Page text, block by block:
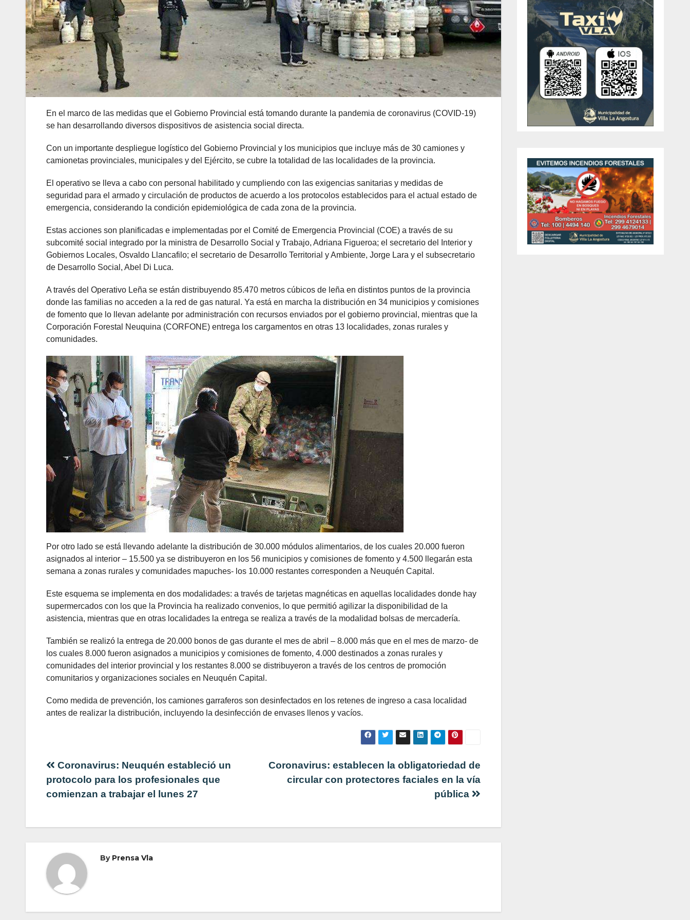
En el marco de las medidas que el Gobierno Provincial está tomando durante la pandemia de coronavirus (COVID-19)
se han desarrollando diversos dispositivos de asistencia social directa.
Con un importante despliegue logístico del Gobierno Provincial y los municipios que incluye más de 30 camiones y
camionetas provinciales, municipales y del Ejército, se cubre la totalidad de las localidades de la provincia.
El operativo se lleva a cabo con personal habilitado y cumpliendo con las exigencias sanitarias y medidas de
seguridad para el armado y circulación de productos de acuerdo a los protocolos establecidos para el actual estado de
emergencia, considerando la condición epidemiológica de cada zona de la provincia.
Estas acciones son planificadas e implementadas por el Comité de Emergencia Provincial (COE) a través de su
subcomité social integrado por la ministra de Desarrollo Social y Trabajo, Adriana Figueroa; el secretario del Interior y
Gobiernos Locales, Osvaldo Llancafilo; el secretario de Desarrollo Territorial y Ambiente, Jorge Lara y el subsecretario
de Desarrollo Social, Abel Di Luca.
A través del Operativo Leña se están distribuyendo 85.470 metros cúbicos de leña en distintos puntos de la provincia
donde las familias no acceden a la red de gas natural. Ya está en marcha la distribución en 34 municipios y comisiones
de fomento que lo llevan adelante por administración con recursos enviados por el gobierno provincial, mientras que la
Corporación Forestal Neuquina (CORFONE) entrega los cargamentos en otras 13 localidades, zonas rurales y
comunidades.
Por otro lado se está llevando adelante la distribución de 30.000 módulos alimentarios, de los cuales 20.000 fueron
asignados al interior – 15.500 ya se distribuyeron en los 56 municipios y comisiones de fomento y 4.500 llegarán esta
semana a zonas rurales y comunidades mapuches- los 10.000 restantes corresponden a Neuquén Capital.
Este esquema se implementa en dos modalidades: a través de tarjetas magnéticas en aquellas localidades donde hay
supermercados con los que la Provincia ha realizado convenios, lo que permitió agilizar la disponibilidad de la
asistencia, mientras que en otras localidades la entrega se realiza a través de la modalidad bolsas de mercadería.
También se realizó la entrega de 20.000 bonos de gas durante el mes de abril – 8.000 más que en el mes de marzo- de
los cuales 8.000 fueron asignados a municipios y comisiones de fomento, 4.000 destinados a zonas rurales y
comunidades del interior provincial y los restantes 8.000 se distribuyeron a través de los centros de promoción
comunitarios y organizaciones sociales en Neuquén Capital.
Como medida de prevención, los camiones garraferos son desinfectados en los retenes de ingreso a casa localidad
antes de realizar la distribución, incluyendo la desinfección de envases llenos y vacíos.
Navegación
de
Coronavirus: establecen la obligatoriedad de
circular con protectores faciales en la vía
pública
Coronavirus: Neuquén estableció un
protocolo para los profesionales que
comienzan a trabajar el lunes 27
By Prensa Vla